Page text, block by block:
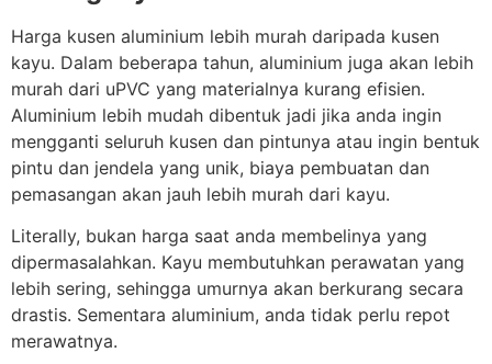
Harga kusen aluminium lebih murah daripada kusen
kayu. Dalam beberapa tahun, aluminium juga akan lebih
murah dari uPVC yang materialnya kurang efisien.
Aluminium lebih mudah dibentuk jadi jika anda ingin
mengganti seluruh kusen dan pintunya atau ingin bentuk
pintu dan jendela yang unik, biaya pembuatan dan
pemasangan akan jauh lebih murah dari kayu.
Literally, bukan harga saat anda membelinya yang
dipermasalahkan. Kayu membutuhkan perawatan yang
lebih sering, sehingga umurnya akan berkurang secara
drastis. Sementara aluminium, anda tidak perlu repot
merawatnya.